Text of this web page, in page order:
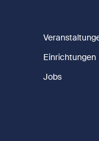
Einrichtungen
Jobs